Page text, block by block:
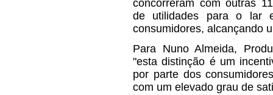
concorreram com outras
de utilidades para o lar
consumidores, alcançando
Para Nuno Almeida,
"esta distinção é um
por parte dos
com um elevado grau de